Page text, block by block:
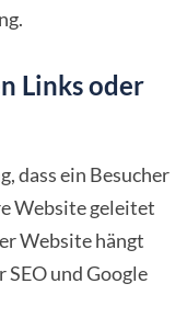
Links oder
dass ein Besucher
Website geleitet
Website hängt
SEO und Google